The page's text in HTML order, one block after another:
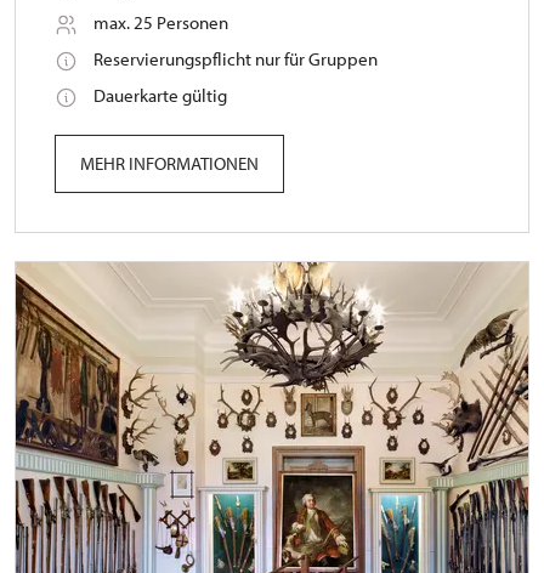
max. 25 Personen
Reservierungspflicht nur für Gruppen
Dauerkarte gültig
MEHR INFORMATIONEN